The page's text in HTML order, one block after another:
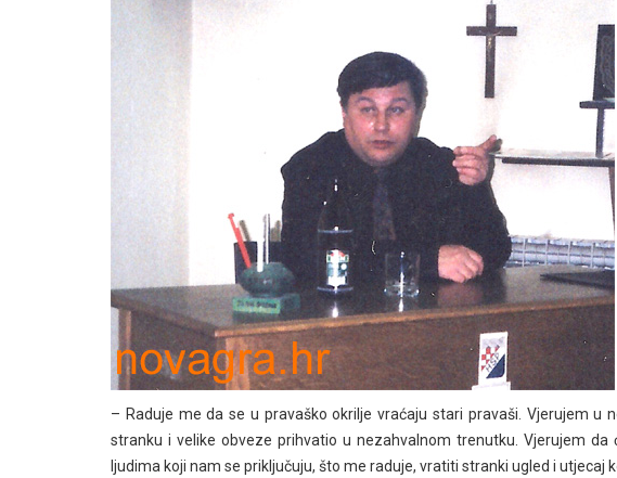
– Raduje me da se u pravaško okrilje vraćaju stari pravaši. Vjerujem u
stranku i velike obveze prihvatio u nezahvalnom trenutku. Vjerujem
ljudima koji nam se priključuju, što me raduje, vratiti stranki ugled i utjecaj